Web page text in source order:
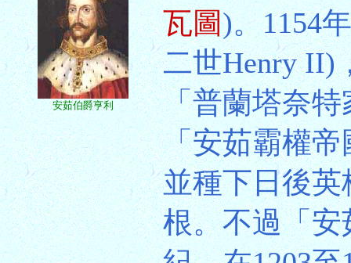
安茹伯爵亨利
瓦圖)。1154
二世Henry II)
「普蘭塔奈
「安茹霸權
並種下日後
根。不過「